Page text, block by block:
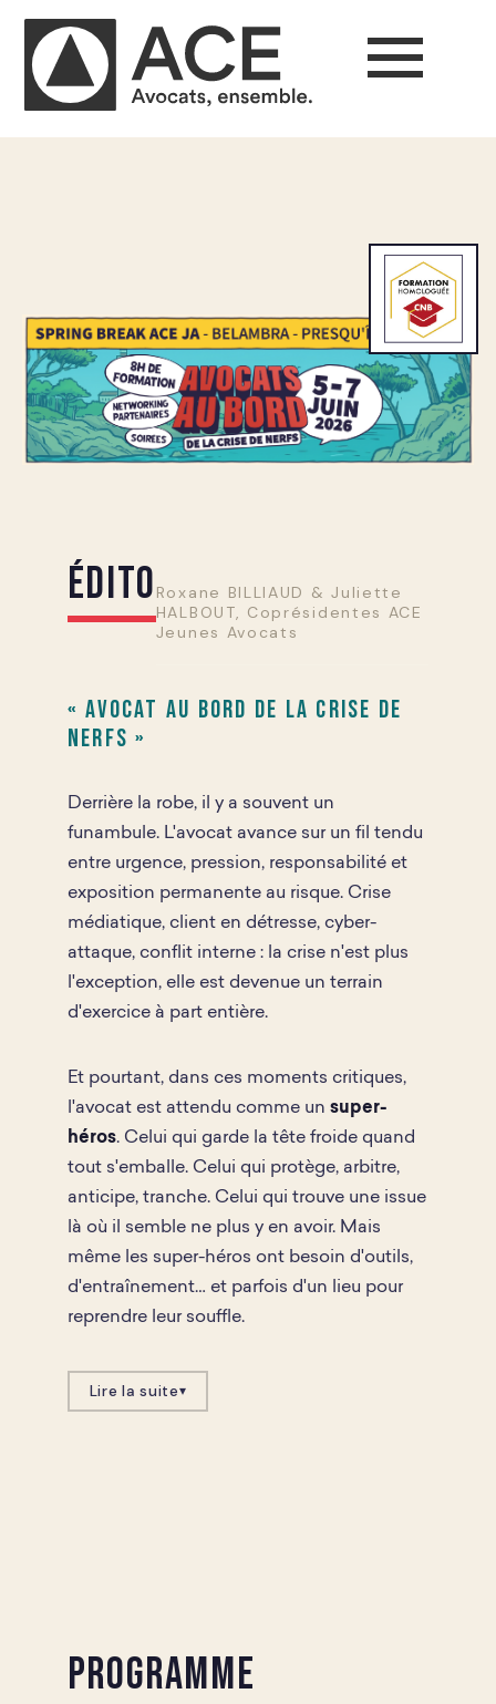
Édito Roxane BILLIAUD & Juliette
HALBOUT, Coprésidentes ACE
Jeunes Avocats
« Avocat au bord de la crise de
nerfs »
Derrière la robe, il y a souvent un
funambule. L'avocat avance sur un fil tendu
entre urgence, pression, responsabilité et
exposition permanente au risque. Crise
médiatique, client en détresse, cyber-
attaque, conflit interne : la crise n'est plus
l'exception, elle est devenue un terrain
d'exercice à part entière.
Et pourtant, dans ces moments critiques,
l'avocat est attendu comme un super-
héros. Celui qui garde la tête froide quand
tout s'emballe. Celui qui protège, arbitre,
anticipe, tranche. Celui qui trouve une issue
là où il semble ne plus y en avoir. Mais
même les super-héros ont besoin d'outils,
d'entraînement… et parfois d'un lieu pour
reprendre leur souffle.
Lire la suite▾
Programme